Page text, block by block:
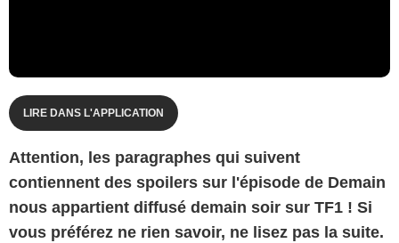
LIRE DANS L'APPLICATION
Attention, les paragraphes qui suivent
contiennent des spoilers sur l'épisode de Demain
nous appartient diffusé demain soir sur TF1 ! Si
vous préférez ne rien savoir, ne lisez pas la suite.